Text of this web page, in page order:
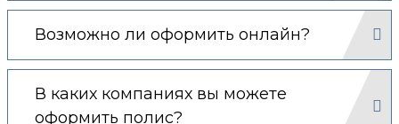
Возможно ли оформить онлайн?
В каких компаниях вы можете
оформить полис?